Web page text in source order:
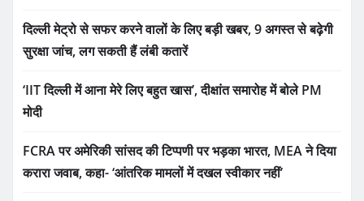
दिल्ली मेट्रो से सफर करने वालों के लिए बड़ी खबर, 9 अगस्त से बढ़ेगी
सुरक्षा जांच, लग सकती हैं लंबी कतारें
‘IIT दिल्ली में आना मेरे लिए बहुत खास’, दीक्षांत समारोह में बोले PM
मोदी
FCRA पर अमेरिकी सांसद की टिप्पणी पर भड़का भारत, MEA ने दिया
करारा जवाब, कहा- ‘आंतरिक मामलों में दखल स्वीकार नहीं’